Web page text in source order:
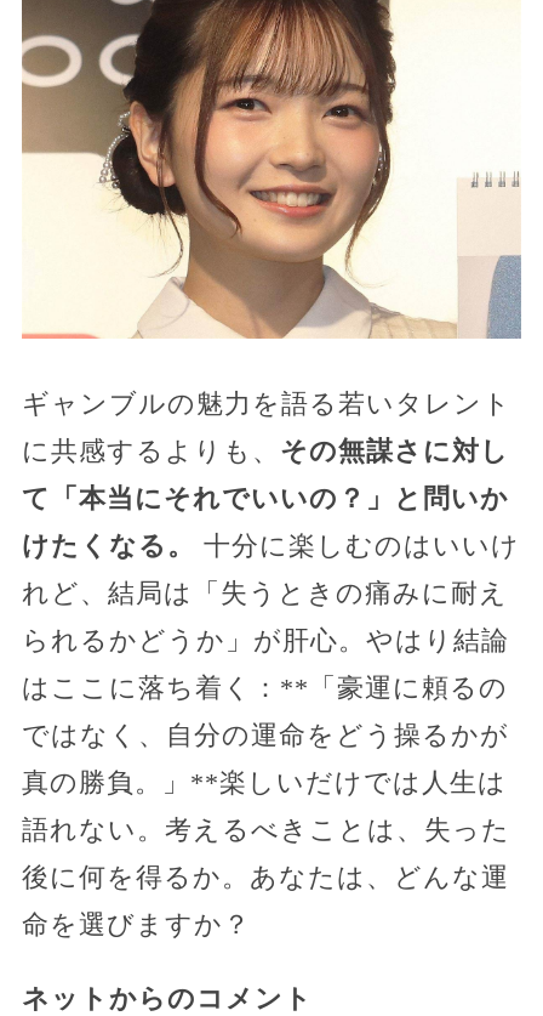
ギャンブルの魅力を語る若いタレント
に共感するよりも、 その無謀さに対し
て「本当にそれでいいの？」と問いか
けたくなる。
十分に楽しむのはいいけ
れど、結局は「失うときの痛みに耐え
られるかどうか」が肝心。やはり結論
はここに落ち着く：**「豪運に頼るの
ではなく、自分の運命をどう操るかが
真の勝負。」**楽しいだけでは人生は
語れない。考えるべきことは、失った
後に何を得るか。あなたは、どんな運
命を選びますか？
ネットからのコメント